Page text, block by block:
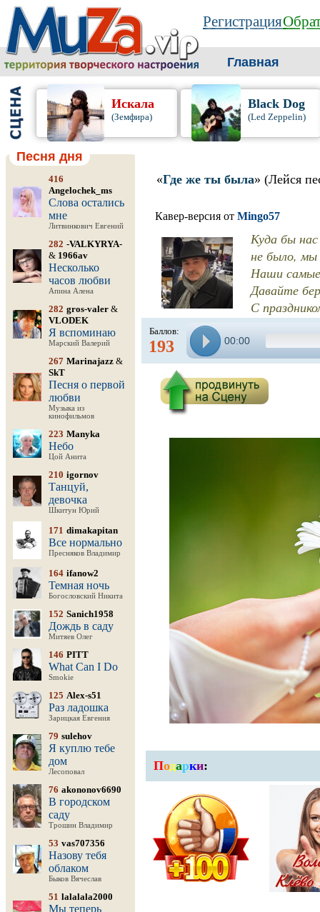
Регистрация
Главная
Искала
(Земфира)
Black Dog
(Led Zeppelin)
Песня дня
416
Angelochek_ms
Слова остались
мне
Литвинкович Евгений
282 -VALKYRYA-
& 1966av
Несколько
часов любви
Апина Алена
282 gros-valer &
VLODEK
Я вспоминаю
Марский Валерий
267 Marinajazz &
SkT
Песня о первой
любви
Музыка из
кинофильмов
223 Manyka
Небо
Цой Анита
210 igornov
Танцуй,
девочка
Шкитун Юрий
171 dimakapitan
Все нормально
Пресняков Владимир
164 ifanow2
Темная ночь
Богословский Никита
152 Sanich1958
Дождь в саду
Митяев Олег
146 PITT
What Can I Do
Smokie
125 Alex-s51
Раз ладошка
Зарицкая Евгения
79 sulehov
Я куплю тебе
дом
Лесоповал
76 akononov6690
В городском
саду
Трошин Владимир
53 vas707356
Назову тебя
облаком
Быков Вячеслав
51 lalalala2000
Мы теперь
«Где же ты была» (Лейся
Кавер-версия от Mingo57
Куда бы нас
не было,
Наши самые
Давайте
С
Баллов:
193 00:00
Подарки: